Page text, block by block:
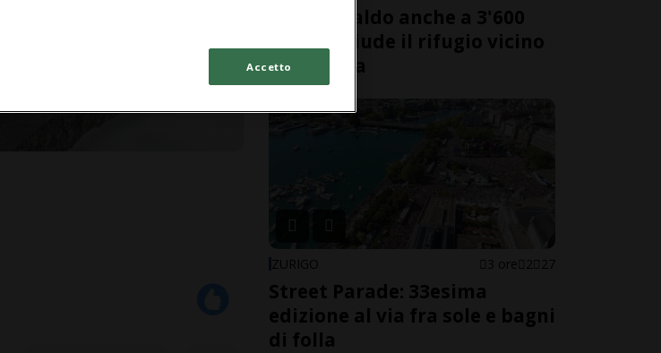
Troppo caldo anche a 3'600
metri: chiude il rifugio vicino
al Bernina
ZURIGO 3 ore 2 27
Street Parade: 33esima
edizione al via fra sole e bagni
di folla
Accetto